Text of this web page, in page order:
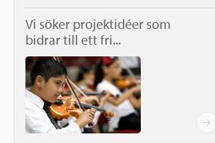
Vi söker projektidéer som
bidrar till ett fri...